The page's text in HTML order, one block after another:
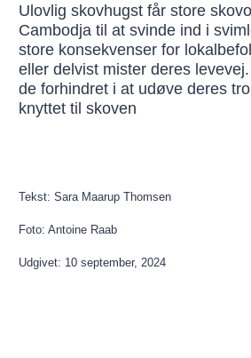
Ulovlig skovhugst får store
Cambodja til at svinde ind i
store konsekvenser for
eller delvist mister deres
de forhindret i at udøve deres
knyttet til skoven
Tekst: Sara Maarup Thomsen
Foto: Antoine Raab
Udgivet: 10 september, 2024